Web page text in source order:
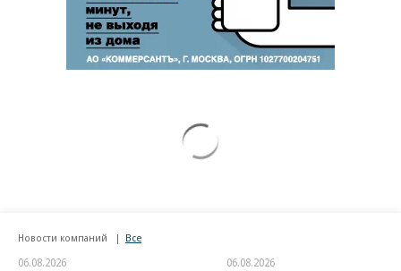
Новости компаний Все
06.08.2026 06.08.2026